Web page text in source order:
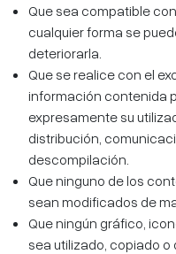
Que sea compatible
cualquier forma se
deteriorarla.
Que se realice con el
información contenida
expresamente su
distribución,
descompilación.
Que ninguno de los
sean modificados de
Que ningún gráfico,
sea utilizado, copiado